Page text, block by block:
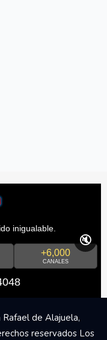
inigualable.
+6,000
CANALES
🔇
de Alajuela,
reservados Los